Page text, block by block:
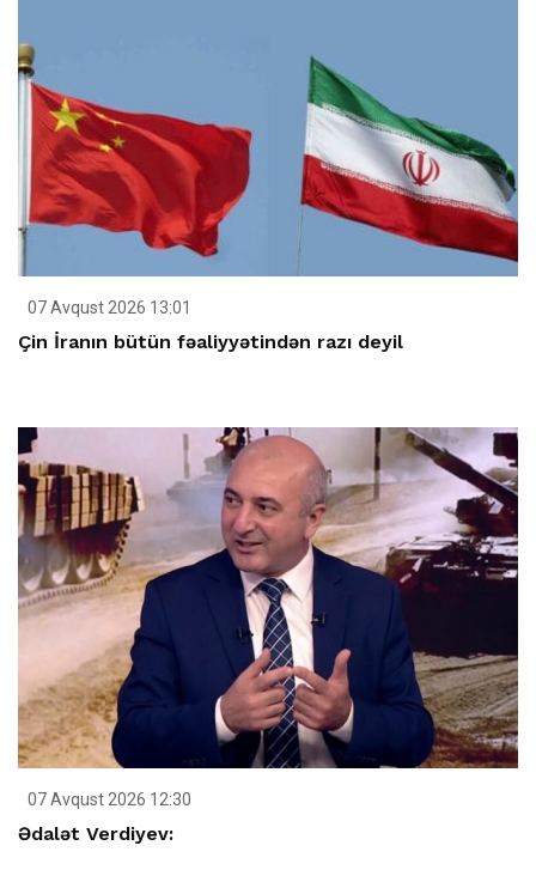
07 Avqust 2026 13:01
Çin İranın bütün fəaliyyətindən razı deyil
07 Avqust 2026 12:30
Ədalət Verdiyev: